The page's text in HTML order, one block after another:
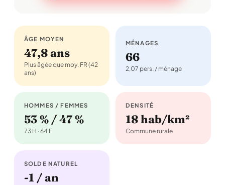
ÂGE MOYEN
47,8 ans
Plus âgée que moy. FR (42
ans)
MÉNAGES
66
2,07 pers. / ménage
HOMMES / FEMMES
53 % / 47 %
73 H · 64 F
DENSITÉ
18 hab/km²
Commune rurale
SOLDE NATUREL
-1 / an